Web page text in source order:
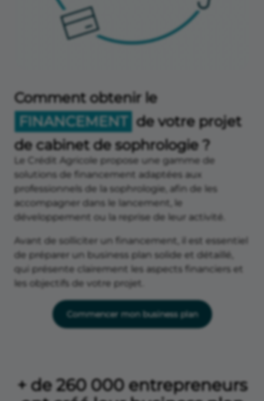
Comment obtenir le
FINANCEMENT de votre projet
de cabinet de sophrologie ?
Le Crédit Agricole propose une gamme de
solutions de financement adaptées aux
professionnels de la sophrologie, afin de les
accompagner dans le lancement, le
développement ou la reprise de leur activité.
Avant de solliciter un financement, il est essentiel
de préparer un business plan solide et détaillé,
qui présente clairement les aspects financiers et
les objectifs de votre projet.
Commencer mon business plan
+ de 260 000 entrepreneurs